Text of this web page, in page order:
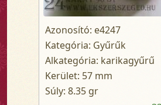
Azonosító: e4247
Kategória: Gyűrűk
Alkategória: karikagyűrű
Kerület: 57 mm
Súly: 8.35 gr